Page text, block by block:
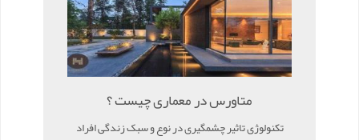
متاورس در معماری چیست ؟
تکنولوژی تاثیر چشمگیری در نوع و سبک زندگی افراد